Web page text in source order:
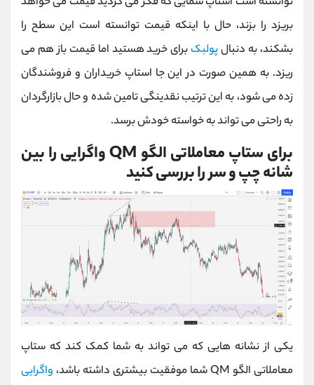
بریزد را بزند، حال با اینکه قیمت توانسته است این سطح را
بشکند، به دنبالپولبک برای خرید هستید اما قیمت باز هم می
ریزد. به همین صورت در این جا استاپ خریداران و فروشندگان
زده می شود، به این ترتیب نقدینگی تامین شده و حال بازارگردان
به راحتی می تواند به خواسته خودش برسد.
برای ستاپ معاملاتی الگو QMواگرایی را بین
شانه چپ و سر را بررسی کنید
یکی از نشانه هایی که می تواند به شما کمک کند که ستاپ
معاملاتی الگو QMشما موفقیت بیشتری داشته باشد، واگرایی